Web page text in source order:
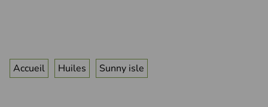
Accueil Huiles Sunny isle